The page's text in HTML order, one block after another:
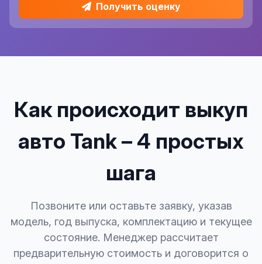
Получить оценку
Как происходит выкуп
авто Tank – 4 простых
шага
Позвоните или оставьте заявку, указав
модель, год выпуска, комплектацию и текущее
состояние. Менеджер рассчитает
предварительную стоимость и договорится о